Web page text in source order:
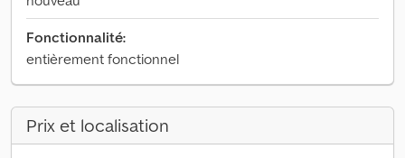
Fonctionnalité:
entièrement fonctionnel
Prix et localisation